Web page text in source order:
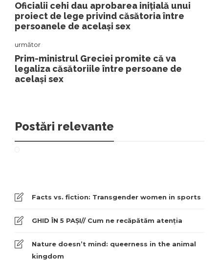
Oficialii cehi dau aprobarea inițială unui
proiect de lege privind căsătoria între
persoanele de același sex
următor
Prim-ministrul Greciei promite că va
legaliza căsătoriile între persoane de
același sex
Postări relevante
Facts vs. fiction: Transgender women in sports
GHID ÎN 5 PAȘI// Cum ne recăpătăm atenția
Nature doesn’t mind: queerness in the animal
kingdom